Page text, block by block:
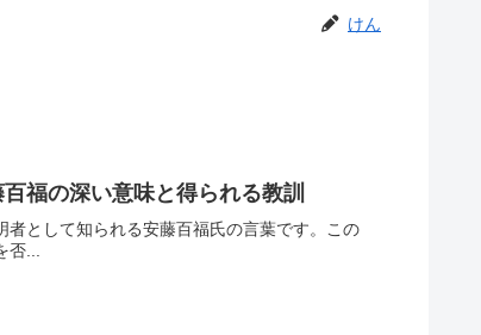
けん
福の深い意味と得られる教訓
として知られる安藤百福氏の言葉です。この
...